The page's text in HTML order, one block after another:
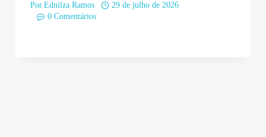
Por Ednilza Ramos
29 de julho de 2026
0 Comentários